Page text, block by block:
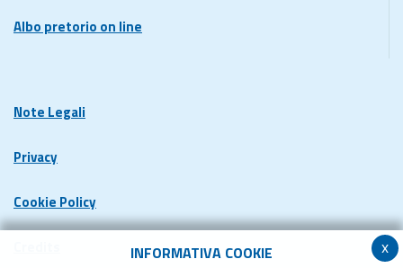
x
INFORMATIVA COOKIE
Albo pretorio on line
Note Legali
Privacy
Cookie Policy